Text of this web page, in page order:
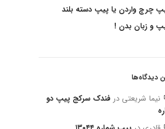
چرچ واردن یا پیپ دسته بلند
و زبان بدن !
دیدگاه‌ها
نیما شریعتی در فندک سرکج پیپ دو